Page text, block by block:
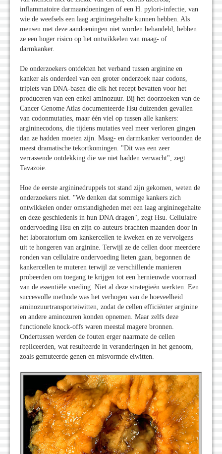
inflammatoire darmaandoeningen of een H. pylori-infectie, van
wie de weefsels een laag argininegehalte kunnen hebben. Als
mensen met deze aandoeningen niet worden behandeld, hebben
ze een hoger risico op het ontwikkelen van maag- of
darmkanker.
De onderzoekers ontdekten het verband tussen arginine en
kanker als onderdeel van een groter onderzoek naar codons,
triplets van DNA-basen die elk het recept bevatten voor het
produceren van een enkel aminozuur. Bij het doorzoeken van de
Cancer Genome Atlas documenteerde Hsu duizenden gevallen
van codonmutaties, maar één viel op tussen alle kankers:
argininecodons, die tijdens mutaties veel meer verloren gingen
dan ze hadden moeten zijn. Maag- en darmkanker vertoonden de
meest dramatische tekortkomingen. "Dit was een zeer
verrassende ontdekking die we niet hadden verwacht", zegt
Tavazoie.
Hoe de eerste argininedruppels tot stand zijn gekomen, weten de
onderzoekers niet. "We denken dat sommige kankers zich
ontwikkelen onder omstandigheden met een laag argininegehalte
en deze geschiedenis in hun DNA dragen", zegt Hsu. Cellulaire
ondervoeding Hsu en zijn co-auteurs brachten maanden door in
het laboratorium om kankercellen te kweken en ze vervolgens
uit te hongeren van arginine. Terwijl ze de cellen door meerdere
ronden van cellulaire ondervoeding lieten gaan, begonnen de
kankercellen te muteren terwijl ze verschillende manieren
probeerden om toegang te krijgen tot een hernieuwde voorraad
van de essentiële voeding. Niet al deze strategieën werkten. Een
succesvolle methode was het verhogen van de hoeveelheid
aminozuurtransporteiwitten, zodat de cellen efficiënter arginine
en andere aminozuren konden opnemen. Maar zelfs deze
functionele knock-offs waren meestal magere bronnen.
Ondertussen werden de fouten erger naarmate de cellen
repliceerden, wat resulteerde in veranderingen in het genoom,
zoals gemuteerde genen en misvormde eiwitten.